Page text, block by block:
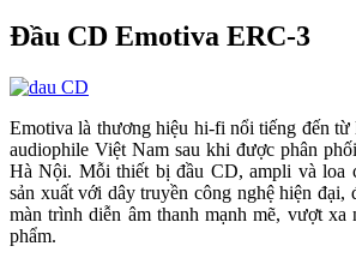
Đầu CD Emotiva ERC-3
Emotiva là thương hiệu hi-fi nổi tiếng đến
audiophile Việt Nam sau khi được phân
Hà Nội. Mỗi thiết bị đầu CD, ampli và loa
sản xuất với dây truyền công nghệ hiện đại,
màn trình diễn âm thanh mạnh mẽ, vượt xa
phẩm.